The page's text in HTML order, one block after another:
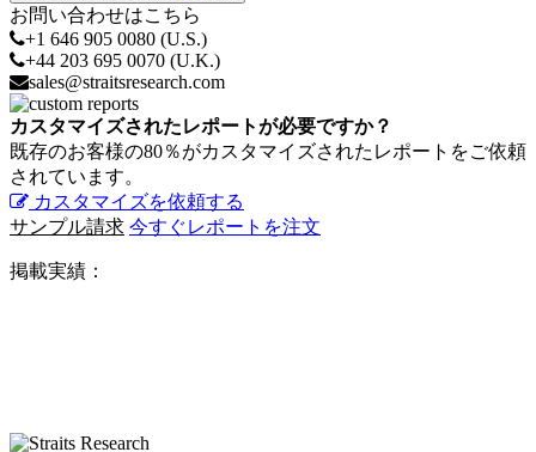
お問い合わせはこちら
+1 646 905 0080 (U.S.)
+44 203 695 0070 (U.K.)
sales@straitsresearch.com
カスタマイズされたレポートが必要ですか？
既存のお客様の80％がカスタマイズされたレポートをご依頼
されています。
カスタマイズを依頼する
サンプル請求 今すぐレポートを注文
掲載実績：